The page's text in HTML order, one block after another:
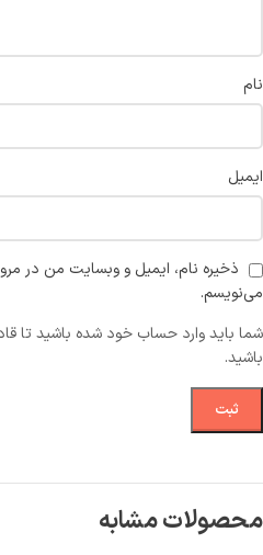
نام
ایمیل
ذخیره نام، ایمیل و وبسایت من در
می‌نویسم.
شما باید وارد حساب خود شده باشید تا
باشید.
محصولات مشابه